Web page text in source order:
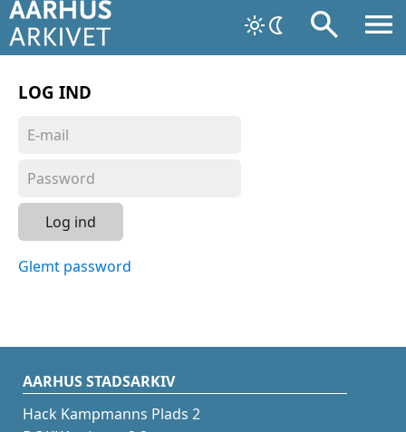
LOG IND
Log ind
Glemt password
AARHUS STADSARKIV
Hack Kampmanns Plads 2